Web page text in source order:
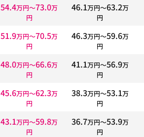
54.4万円〜73.0万
円
46.1万円〜63.2万
円
51.9万円〜70.5万
円
46.3万円〜59.6万
円
48.0万円〜66.6万
円
41.1万円〜56.9万
円
45.6万円〜62.3万
円
38.3万円〜53.1万
円
43.1万円〜59.8万
円
36.7万円〜53.9万
円